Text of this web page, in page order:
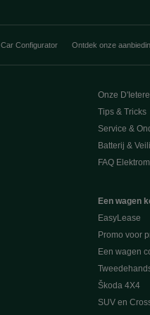
Car Configurator Ontdek onze
Onze
Tips & Tricks
Service &
Batterij &
FAQ
Een wagen
EasyLease
Promo voor
Een wagen
Škoda 4X4
SUV en